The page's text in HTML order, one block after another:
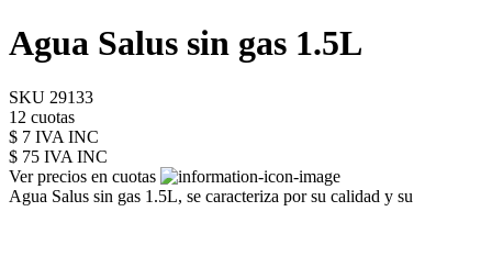
Agua Salus sin gas 1.5L
SKU 29133
12 cuotas
$ 7 IVA INC
$ 75 IVA INC
Ver precios en cuotas
Agua Salus sin gas 1.5L, se caracteriza por su calidad y su